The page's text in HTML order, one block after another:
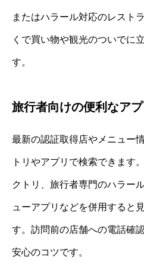
またはハラール対応のレスト
くで買い物や観光のついでに
す。
旅行者向けの便利なア
最新の認証取得店やメニュー
トリやアプリで検索できます
クトリ、旅行者専門のハラー
ューアプリなどを併用すると
す。訪問前の店舗への電話確
安心のコツです。